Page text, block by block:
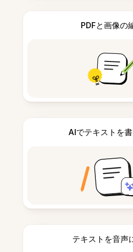
PDFと画像の
AIでテキストを
テキストを音声